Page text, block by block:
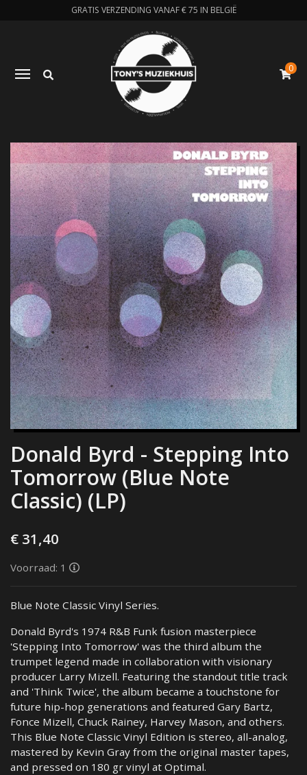
GRATIS VERZENDING VANAF € 75 IN BELGIË
Toggle navigation 0
Donald Byrd - Stepping Into
Tomorrow (Blue Note
Classic) (LP)
€ 31,40
Voorraad: 1
Blue Note Classic Vinyl Series.
Donald Byrd's 1974 R&B Funk fusion masterpiece
'Stepping Into Tomorrow' was the third album the
trumpet legend made in collaboration with visionary
producer Larry Mizell. Featuring the standout title track
and 'Think Twice', the album became a touchstone for
future hip-hop generations and featured Gary Bartz,
Fonce Mizell, Chuck Rainey, Harvey Mason, and others.
This Blue Note Classic Vinyl Edition is stereo, all-analog,
mastered by Kevin Gray from the original master tapes,
and pressed on 180 gr vinyl at Optimal.